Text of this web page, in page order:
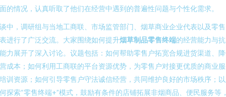
的情况，认真听取了他们在经营中遇到的普遍性问题与个性化需求。
中，调研组与当地工商联、市场监管部门、烟草商业企业代表以及零
进行了广泛交流。大家围绕如何提升烟草制品零售终端的经营能力与
力展开了深入讨论。议题包括：如何帮助零售户拓宽合规进货渠道、
成本；如何利用工商联的平台资源优势，为零售户对接更优质的商业
训资源；如何引导零售户守法诚信经营，共同维护良好的市场秩序；
探索“零售终端+”模式，鼓励有条件的店铺拓展非烟商品、便民服务等